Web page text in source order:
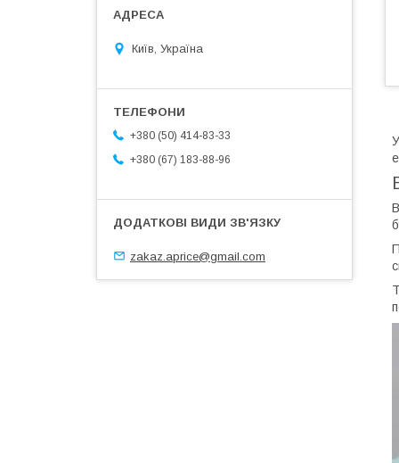
Київ, Україна
+380 (50) 414-83-33
+380 (67) 183-88-96
zakaz.aprice@gmail.com